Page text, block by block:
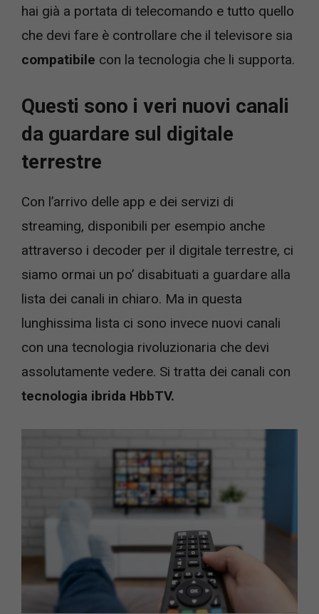
hai già a portata di telecomando e tutto quello
che devi fare è controllare che il televisore sia
compatibile con la tecnologia che li supporta.
Questi sono i veri nuovi canali
da guardare sul digitale
terrestre
Con l’arrivo delle app e dei servizi di
streaming, disponibili per esempio anche
attraverso i decoder per il digitale terrestre, ci
siamo ormai un po’ disabituati a guardare alla
lista dei canali in chiaro. Ma in questa
lunghissima lista ci sono invece nuovi canali
con una tecnologia rivoluzionaria che devi
assolutamente vedere. Si tratta dei canali con
tecnologia ibrida HbbTV.